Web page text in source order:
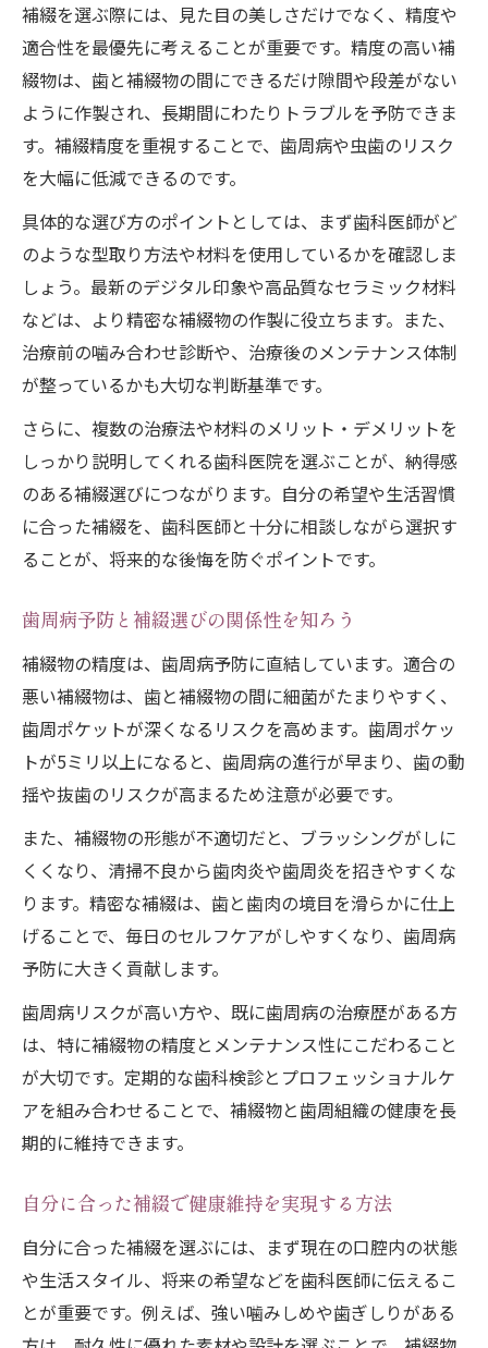
補綴を選ぶ際には、見た目の美しさだけでなく、精度や
適合性を最優先に考えることが重要です。精度の高い補
綴物は、歯と補綴物の間にできるだけ隙間や段差がない
ように作製され、長期間にわたりトラブルを予防できま
す。補綴精度を重視することで、歯周病や虫歯のリスク
を大幅に低減できるのです。
具体的な選び方のポイントとしては、まず歯科医師がど
のような型取り方法や材料を使用しているかを確認しま
しょう。最新のデジタル印象や高品質なセラミック材料
などは、より精密な補綴物の作製に役立ちます。また、
治療前の噛み合わせ診断や、治療後のメンテナンス体制
が整っているかも大切な判断基準です。
さらに、複数の治療法や材料のメリット・デメリットを
しっかり説明してくれる歯科医院を選ぶことが、納得感
のある補綴選びにつながります。自分の希望や生活習慣
に合った補綴を、歯科医師と十分に相談しながら選択す
ることが、将来的な後悔を防ぐポイントです。
歯周病予防と補綴選びの関係性を知ろう
補綴物の精度は、歯周病予防に直結しています。適合の
悪い補綴物は、歯と補綴物の間に細菌がたまりやすく、
歯周ポケットが深くなるリスクを高めます。歯周ポケッ
トが5ミリ以上になると、歯周病の進行が早まり、歯の動
揺や抜歯のリスクが高まるため注意が必要です。
また、補綴物の形態が不適切だと、ブラッシングがしに
くくなり、清掃不良から歯肉炎や歯周炎を招きやすくな
ります。精密な補綴は、歯と歯肉の境目を滑らかに仕上
げることで、毎日のセルフケアがしやすくなり、歯周病
予防に大きく貢献します。
歯周病リスクが高い方や、既に歯周病の治療歴がある方
は、特に補綴物の精度とメンテナンス性にこだわること
が大切です。定期的な歯科検診とプロフェッショナルケ
アを組み合わせることで、補綴物と歯周組織の健康を長
期的に維持できます。
自分に合った補綴で健康維持を実現する方法
自分に合った補綴を選ぶには、まず現在の口腔内の状態
や生活スタイル、将来の希望などを歯科医師に伝えるこ
とが重要です。例えば、強い噛みしめや歯ぎしりがある